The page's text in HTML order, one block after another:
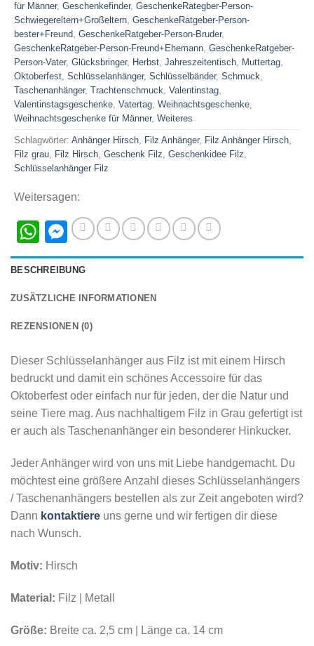
für Männer, Geschenkefinder, GeschenkeRategber-Person-
Schwiegereltern+Großeltern, GeschenkeRatgeber-Person-
bester+Freund, GeschenkeRatgeber-Person-Bruder,
GeschenkeRatgeber-Person-Freund+Ehemann, GeschenkeRatgeber-
Person-Vater, Glücksbringer, Herbst, Jahreszeitentisch, Muttertag,
Oktoberfest, Schlüsselanhänger, Schlüsselbänder, Schmuck,
Taschenanhänger, Trachtenschmuck, Valentinstag,
Valentinstagsgeschenke, Vatertag, Weihnachtsgeschenke,
Weihnachtsgeschenke für Männer, Weiteres
Schlagwörter: Anhänger Hirsch, Filz Anhänger, Filz Anhänger Hirsch,
Filz grau, Filz Hirsch, Geschenk Filz, Geschenkidee Filz,
Schlüsselanhänger Filz
Weitersagen:
WhatsApp
Messenger
BESCHREIBUNG
ZUSÄTZLICHE INFORMATIONEN
REZENSIONEN (0)
Dieser Schlüsselanhänger aus Filz ist mit einem Hirsch
bedruckt und damit ein schönes Accessoire für das
Oktoberfest oder einfach nur für jeden, der die Natur und
seine Tiere mag. Aus nachhaltigem Filz in Grau gefertigt ist
er auch als Taschenanhänger ein besonderer Hinkucker.
Jeder Anhänger wird von uns mit Liebe handgemacht. Du
möchtest eine größere Anzahl dieses Schlüsselanhängers
/ Taschenanhängers bestellen als zur Zeit angeboten wird?
Dann kontaktiere uns gerne und wir fertigen dir diese
nach Wunsch.
Motiv: Hirsch
Material: Filz | Metall
Größe: Breite ca. 2,5 cm | Länge ca. 14 cm